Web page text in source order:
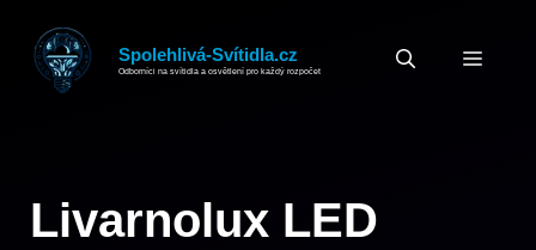
obsah
Spolehlivá-Svítidla.cz
Odborníci na svítidla a osvětlení pro každý rozpočet
Livarnolux LED